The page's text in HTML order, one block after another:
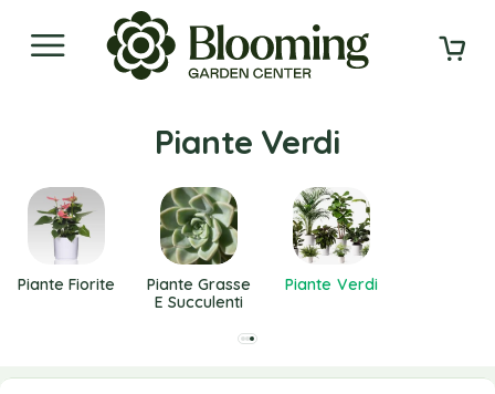
Piante Verdi
Piante Fiorite
Piante Grasse
E Succulenti
Piante Verdi